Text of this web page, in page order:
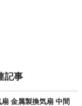
記事
金属製換気扇 中間